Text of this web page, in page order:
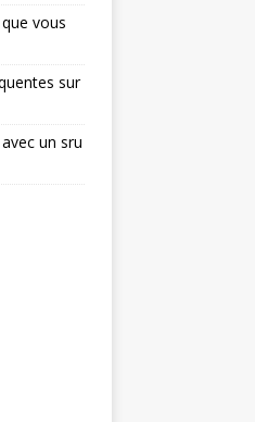
vous
sur
un sru